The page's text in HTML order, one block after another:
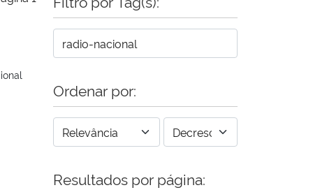
Ordenar por:
Resultados por página: